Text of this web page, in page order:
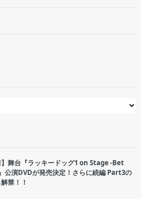
】舞台『ラッキードッグ1 on Stage -Bet
公演DVDが発売決定！さらに続編 Part3の
禁！！